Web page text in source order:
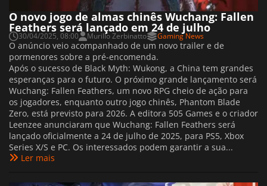
O novo jogo de almas chinês Wuchang: Fallen
Feathers será lançado em 24 de julho
30/04/2025, 08:00 Murillo Zerbinatto Gaming News
O anúncio veio acompanhado de um novo trailer e de
pormenores sobre a pré-encomenda.
Após o sucesso de Black Myth: Wukong, a China tem grandes
esperanças para o futuro. O próximo grande lançamento será
Wuchang: Fallen Feathers, um novo RPG cheio de ação para
os jogadores, enquanto outro jogo chinês, Phantom Blade
Zero, está previsto para 2026. A editora 505 Games e o criador
Leenzee anunciaram que Wuchang: Fallen Feathers será
lançado oficialmente a 24 de julho de 2025, para PS5, Xbox
Series X/S e PC. Os interessados podem garantir a sua...
Ler mais